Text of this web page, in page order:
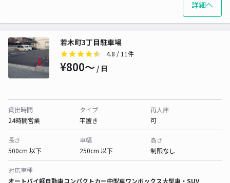
詳細へ
若木町3丁目駐車場
4.8 / 11件
¥800〜 / 日
貸出時間
24時間営業
タイプ
平置き
再入庫
可
長さ
500cm 以下
車幅
250cm 以下
高さ
制限なし
対応車種
オートバイ軽自動車コンパクトカー中型車ワンボックス大型車・SUV